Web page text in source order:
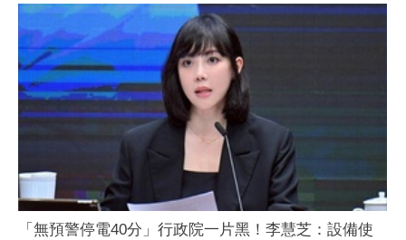
「無預警停電40分」行政院一片黑！李慧芝：設備使